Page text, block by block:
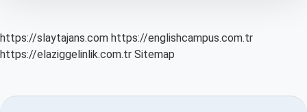
https://slaytajans.com https://englishcampus.com.tr
https://elaziggelinlik.com.tr Sitemap